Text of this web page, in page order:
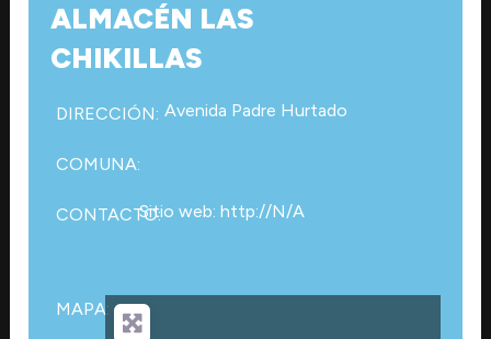
ALMACÉN LAS
CHIKILLAS
DIRECCIÓN: Avenida Padre Hurtado
COMUNA:
CONTACTO:Sitio web: http://N/A
MAPA: